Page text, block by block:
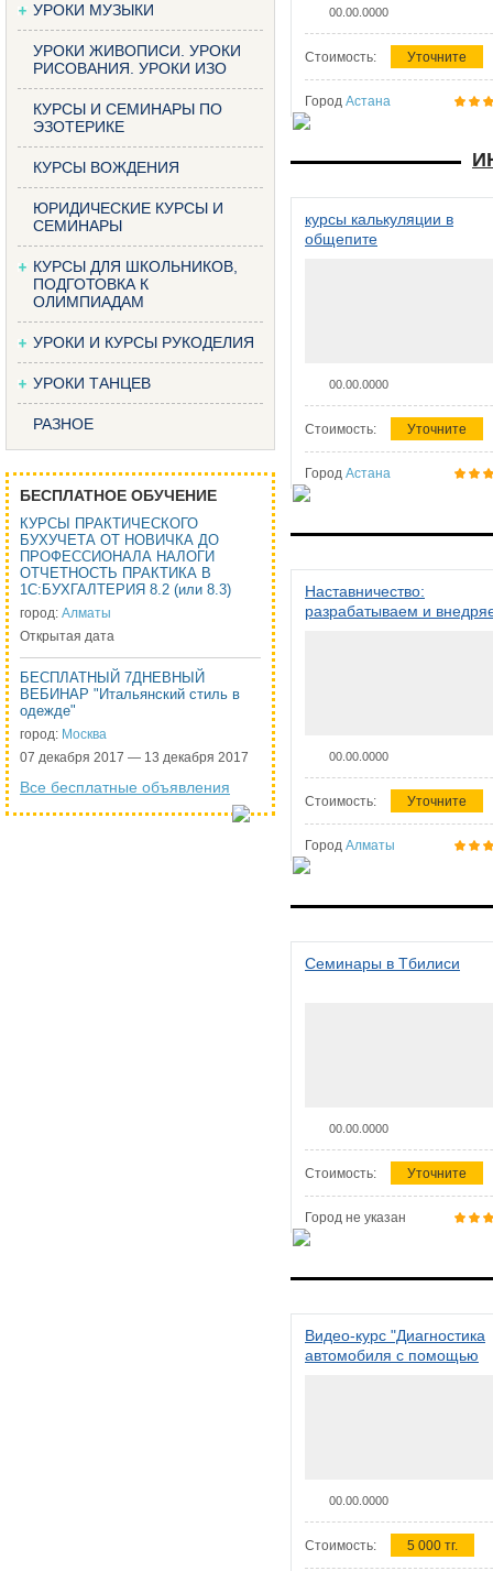
УРОКИ МУЗЫКИ
УРОКИ ЖИВОПИСИ. УРОКИ
РИСОВАНИЯ. УРОКИ ИЗО
КУРСЫ И СЕМИНАРЫ ПО
ЭЗОТЕРИКЕ
КУРСЫ ВОЖДЕНИЯ
ЮРИДИЧЕСКИЕ КУРСЫ И
СЕМИНАРЫ
КУРСЫ ДЛЯ ШКОЛЬНИКОВ,
ПОДГОТОВКА К
ОЛИМПИАДАМ
УРОКИ И КУРСЫ РУКОДЕЛИЯ
УРОКИ ТАНЦЕВ
РАЗНОЕ
БЕСПЛАТНОЕ ОБУЧЕНИЕ
КУРСЫ ПРАКТИЧЕСКОГО
БУХУЧЕТА ОТ НОВИЧКА ДО
ПРОФЕССИОНАЛА НАЛОГИ
ОТЧЕТНОСТЬ ПРАКТИКА В
1С:БУХГАЛТЕРИЯ 8.2 (или 8.3)
город: Алматы
Открытая дата
БЕСПЛАТНЫЙ 7ДНЕВНЫЙ
ВЕБИНАР "Итальянский стиль в
одежде"
город: Москва
07 декабря 2017 — 13 декабря 2017
Все бесплатные объявления
00.00.0000
Стоимость: Уточните
Город Астана
курсы калькуляции в
общепите
00.00.0000
Стоимость: Уточните
Город Астана
Наставничество:
разрабатываем и
00.00.0000
Стоимость: Уточните
Город Алматы
Семинары в Тбилиси
00.00.0000
Стоимость: Уточните
Город не указан
Видео-курс "Диагностика
автомобиля с помощью
00.00.0000
Стоимость: 5 000 тг.